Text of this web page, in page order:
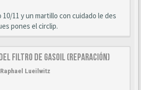
11 y un martillo con cuidado le des
pones el circlip.
del filtro de gasoil (reparación)
Lueilwitz